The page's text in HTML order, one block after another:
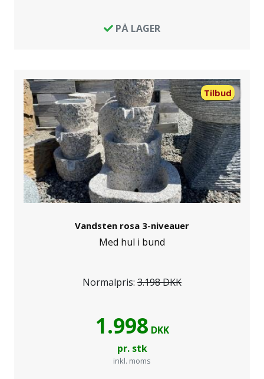
PÅ LAGER
Tilbud
Vandsten rosa 3-niveauer
Med hul i bund
Normalpris: 3.198 DKK
1.998 DKK
pr. stk
inkl. moms